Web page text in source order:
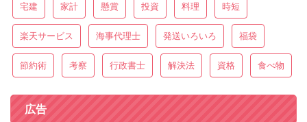
宅建 家計 懸賞 投資 料理 時短
楽天サービス 海事代理士 発送いろいろ 福袋
節約術 考察 行政書士 解決法 資格 食べ物
広告